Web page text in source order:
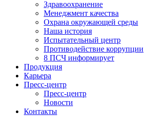
Здравоохранение
Менеджмент качества
Охрана окружающей среды
Наша история
Испытательный центр
Противодействие коррупции
8 ПСЧ информирует
Продукция
Карьера
Пресс-центр
Пресс-центр
Новости
Контакты